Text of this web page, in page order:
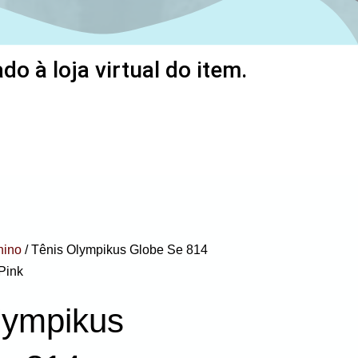
à loja virtual do item.
/ Tênis Olympikus Globe Se 814